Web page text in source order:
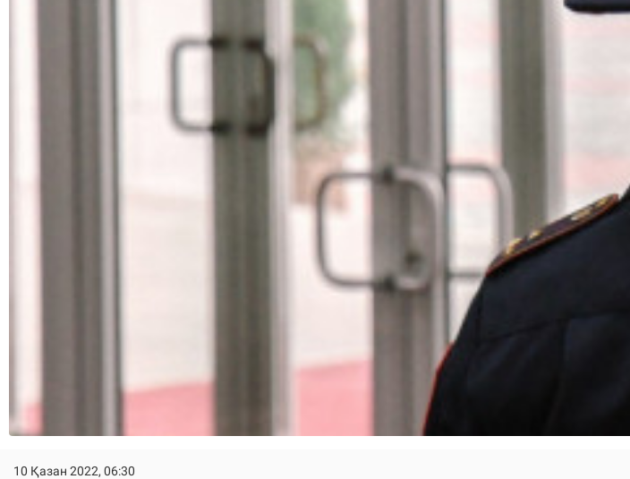
10 Қазан 2022, 06:30